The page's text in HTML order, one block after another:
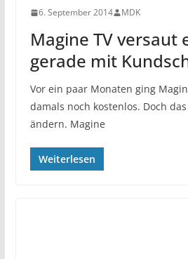
6. September 2014 MDK
Magine TV versaut
gerade mit
Vor ein paar Monaten ging
damals noch kostenlos. Doch
ändern. Magine
Weiterlesen